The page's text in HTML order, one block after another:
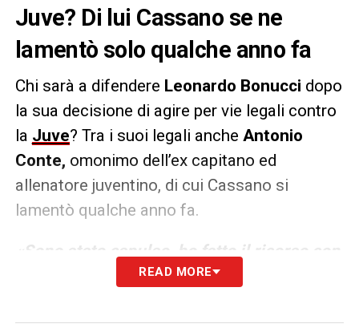
Juve? Di lui Cassano se ne
lamentò solo qualche anno fa
Chi sarà a difendere Leonardo Bonucci dopo
la sua decisione di agire per vie legali contro
la Juve? Tra i suoi legali anche Antonio
Conte, omonimo dell’ex capitano ed
allenatore juventino, di cui Cassano si
lamentò qualche anno fa.
«Sono stato espulso, ho fatto il ricorso con
lui e da tre mi hanno dato sei giornate»
al famoso gesto delle corna all’indirizzo
READ MORE